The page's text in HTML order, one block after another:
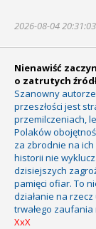
2026-08-04 20:31:03
Nienawiść
o zatrutych
Szanowny
przeszłości jest
przemilczeniach,
Polaków
za zbrodnie na
historii nie
dzisiejszych
pamięci ofiar. To
działanie na
trwałego
XxX